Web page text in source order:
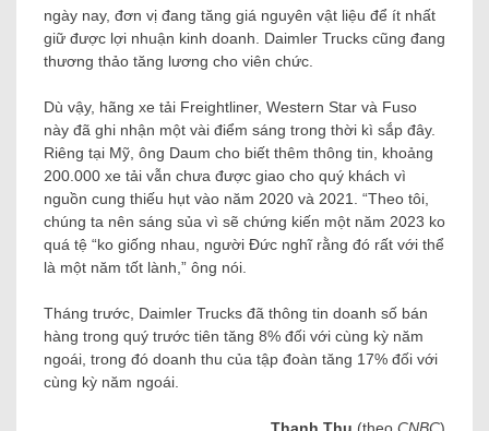
ngày nay, đơn vị đang tăng giá nguyên vật liệu để ít nhất
giữ được lợi nhuận kinh doanh. Daimler Trucks cũng đang
thương thảo tăng lương cho viên chức.
Dù vậy, hãng xe tải Freightliner, Western Star và Fuso
này đã ghi nhận một vài điểm sáng trong thời kì sắp đây.
Riêng tại Mỹ, ông Daum cho biết thêm thông tin, khoảng
200.000 xe tải vẫn chưa được giao cho quý khách vì
nguồn cung thiếu hụt vào năm 2020 và 2021. “Theo tôi,
chúng ta nên sáng sủa vì sẽ chứng kiến ​​một năm 2023 ko
quá tệ “ko giống nhau, người Đức nghĩ rằng đó rất với thể
là một năm tốt lành,” ông nói.
Tháng trước, Daimler Trucks đã thông tin doanh số bán
hàng trong quý trước tiên tăng 8% đối với cùng kỳ năm
ngoái, trong đó doanh thu của tập đoàn tăng 17% đối với
cùng kỳ năm ngoái.